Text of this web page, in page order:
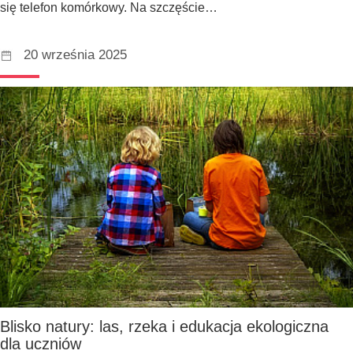
się telefon komórkowy. Na szczęście…
20 września 2025
Blisko natury: las, rzeka i edukacja ekologiczna
dla uczniów